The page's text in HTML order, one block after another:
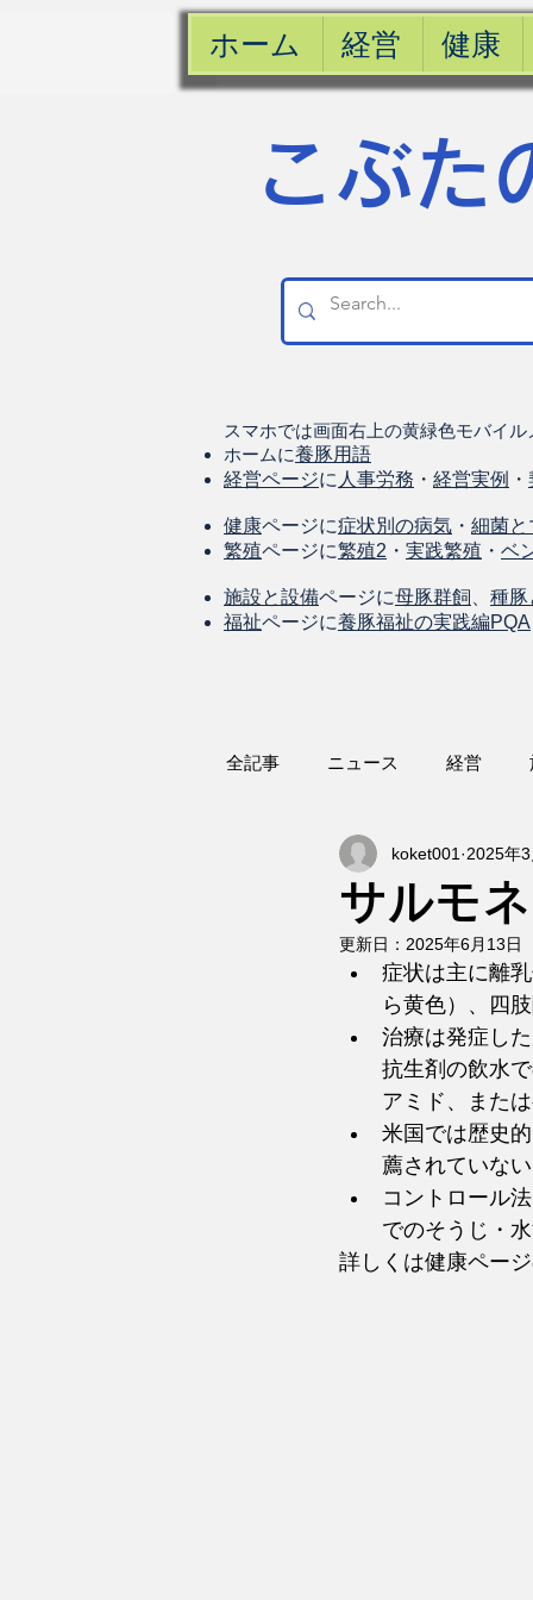
ホーム 経営 健康
こぶた
スマホでは画面右上の黄緑色モバイ
ホームに養豚用語
経営ページに 人事労務 ・ 経営実例 ・
健康ページに症状別の病気 ・ 細菌と
繁殖ページに繁殖2 ・ 実践繁殖 ・ ベ
施設と設備ページに母豚群飼
種豚
福祉ページに養豚福祉の実践編PQA
全記事 ニュース 経営
サルモ
koket001 2025年
更新日： 2025年6月13日
症状は主に離
ら黄色）、四
治療は発症し
抗生剤の飲水
アミド、また
米国では歴史
薦されていない
コントロール
でのそうじ・
詳しくは健康ペー